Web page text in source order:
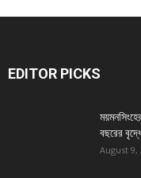
EDITOR PICKS
বছরের
August 9,